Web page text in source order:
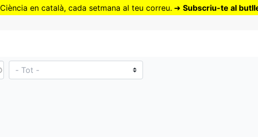
Vés
Ciència en català, cada setmana al teu correu. ➜ Subscriu-te al